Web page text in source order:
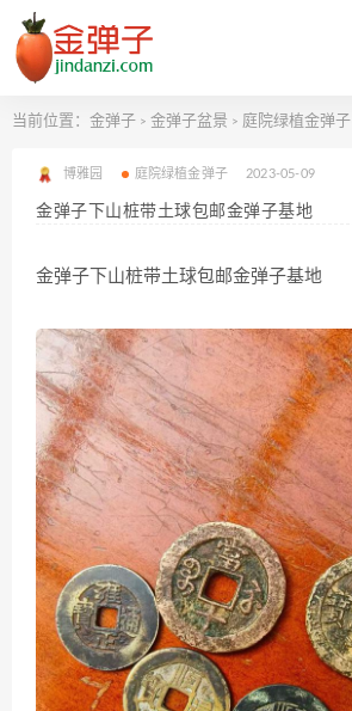
当前位置： 金弹子 > 金弹子盆景 > 庭院绿植金弹子
博雅园 庭院绿植金弹子 2023-05-09
金弹子下山桩带土球包邮金弹子基地
金弹子下山桩带土球包邮金弹子基地